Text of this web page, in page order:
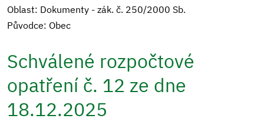
Oblast: Dokumenty - zák. č. 250/2000 Sb.
Původce: Obec
Schválené rozpočtové
opatření č. 12 ze dne
18.12.2025